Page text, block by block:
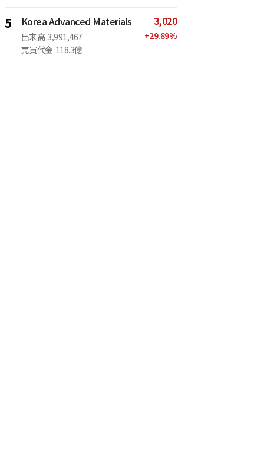
5 Korea Advanced Materials
出来高 3,991,467
売買代金 118.3億
3,020
+29.89%